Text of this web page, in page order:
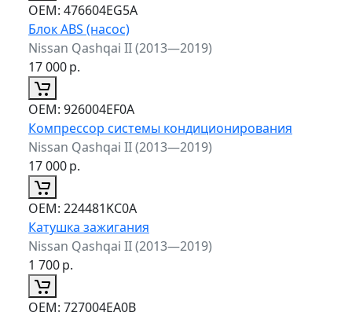
ОЕМ: 476604EG5A
Блок ABS (насос)
Nissan Qashqai II (2013—2019)
17 000р.
ОЕМ: 926004EF0A
Компрессор системы кондиционирования
Nissan Qashqai II (2013—2019)
17 000р.
ОЕМ: 224481KC0A
Катушка зажигания
Nissan Qashqai II (2013—2019)
1 700р.
ОЕМ: 727004EA0B